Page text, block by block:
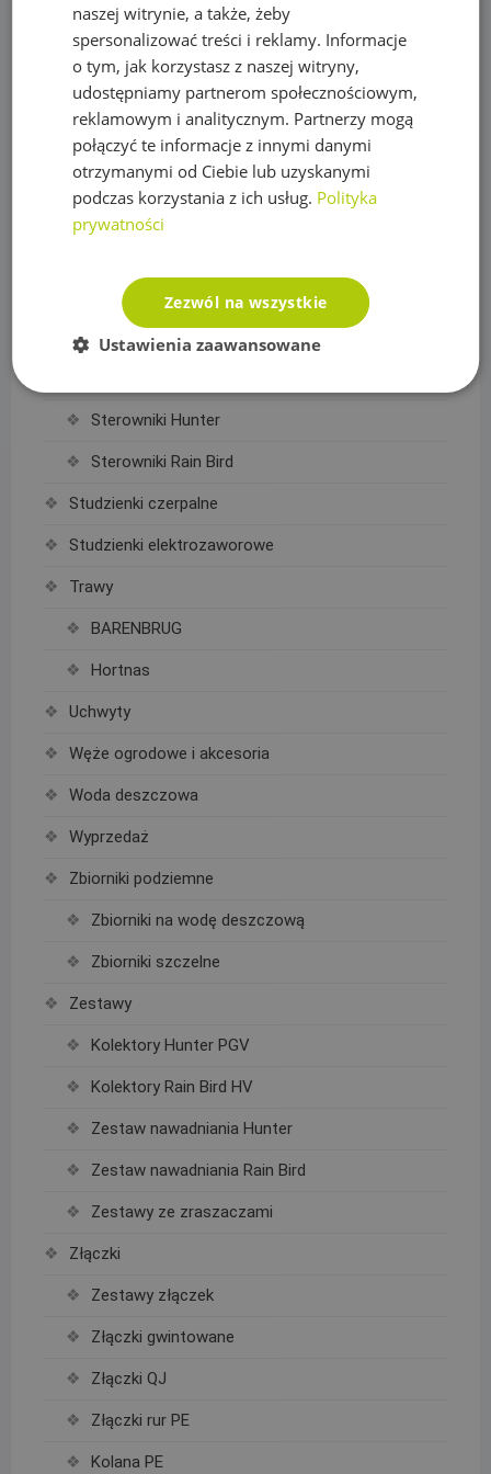
Akcesoria do siatek
Siatka na krety
Sterowanie nawadnianiem
Czujniki, wyłączniki nawadniania
Elektrozawory
Przewody sterownicze
Sterowniki Nawadniania
Sterowniki Hunter
Sterowniki Rain Bird
Studzienki czerpalne
Studzienki elektrozaworowe
Trawy
BARENBRUG
Hortnas
Uchwyty
Węże ogrodowe i akcesoria
Woda deszczowa
Wyprzedaż
Zbiorniki podziemne
Zbiorniki na wodę deszczową
Zbiorniki szczelne
Zestawy
Kolektory Hunter PGV
Kolektory Rain Bird HV
Zestaw nawadniania Hunter
Zestaw nawadniania Rain Bird
Zestawy ze zraszaczami
Złączki
Zestawy złączek
Złączki gwintowane
Złączki QJ
Złączki rur PE
Kolana PE
naszej witrynie, a także, żeby
spersonalizować treści i reklamy. Informacje
o tym, jak korzystasz z naszej witryny,
udostępniamy partnerom społecznościowym,
reklamowym i analitycznym. Partnerzy mogą
połączyć te informacje z innymi danymi
otrzymanymi od Ciebie lub uzyskanymi
podczas korzystania z ich usług. Polityka
prywatności
Zezwól na wszystkie
Ustawienia zaawansowane